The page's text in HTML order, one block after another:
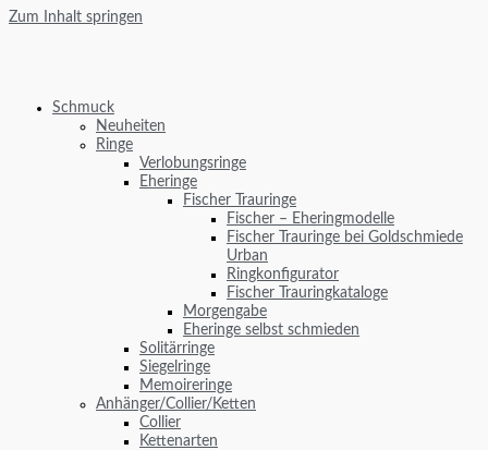
Zum Inhalt springen
Schmuck
Neuheiten
Ringe
Verlobungsringe
Eheringe
Fischer Trauringe
Fischer – Eheringmodelle
Fischer Trauringe bei Goldschmiede
Urban
Ringkonfigurator
Fischer Trauringkataloge
Morgengabe
Eheringe selbst schmieden
Solitärringe
Siegelringe
Memoireringe
Anhänger/Collier/Ketten
Collier
Kettenarten